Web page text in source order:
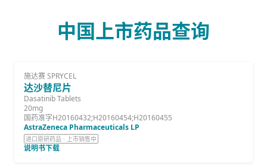
中国上市药品查询
施达赛 SPRYCEL
达沙替尼片
Dasatinib Tablets
20mg
国药准字H20160432;H20160454;H20160455
AstraZeneca Pharmaceuticals LP
进口原研药品 · 上市销售中
说明书下载